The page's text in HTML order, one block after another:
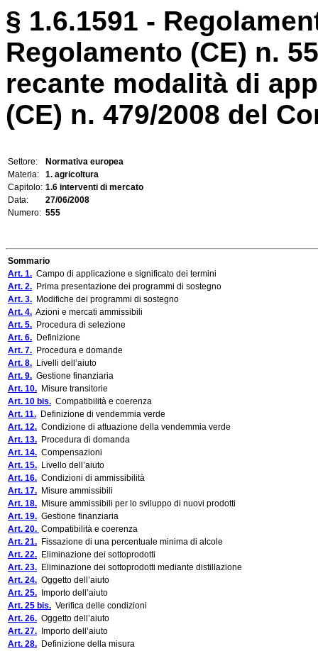
§ 1.6.1591 -
Regolamento (CE) n.
recante modalità di
(CE) n. 479/2008 del
Settore:
Normativa europea
Materia:
1. agricoltura
Capitolo: 1.6 interventi di mercato
Data:
27/06/2008
Numero: 555
Sommario
Art. 1. Campo di applicazione e significato dei termini
Art. 2. Prima presentazione dei programmi di sostegno
Art. 3. Modifiche dei programmi di sostegno
Art. 4. Azioni e mercati ammissibili
Art. 5. Procedura di selezione
Art. 6. Definizione
Art. 7. Procedura e domande
Art. 8. Livelli dell’aiuto
Art. 9. Gestione finanziaria
Art. 10. Misure transitorie
Art. 10 bis. Compatibilità e coerenza
Art. 11. Definizione di vendemmia verde
Art. 12. Condizione di attuazione della vendemmia verde
Art. 13. Procedura di domanda
Art. 14. Compensazioni
Art. 15. Livello dell’aiuto
Art. 16. Condizioni di ammissibilità
Art. 17. Misure ammissibili
Art. 18. Misure ammissibili per lo sviluppo di nuovi prodotti
Art. 19. Gestione finanziaria
Art. 20. Compatibilità e coerenza
Art. 21. Fissazione di una percentuale minima di alcole
Art. 22. Eliminazione dei sottoprodotti
Art. 23. Eliminazione dei sottoprodotti mediante distillazione
Art. 24. Oggetto dell’aiuto
Art. 25. Importo dell’aiuto
Art. 25 bis. Verifica delle condizioni
Art. 26. Oggetto dell’aiuto
Art. 27. Importo dell’aiuto
Art. 28. Definizione della misura